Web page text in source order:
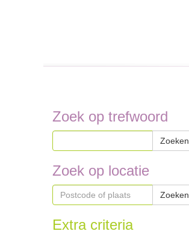
Zoek op trefwoord
Zoeken
Zoek op locatie
Zoeken
Extra criteria